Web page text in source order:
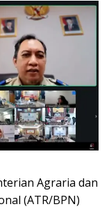
Agraria dan
(ATR/BPN)